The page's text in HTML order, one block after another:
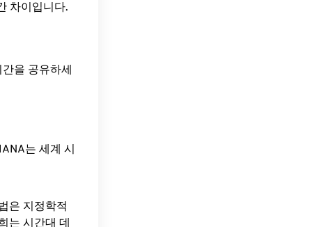
차이입니다.
을 공유하세
는 세계 시
은 지정학적
는 시간대 데